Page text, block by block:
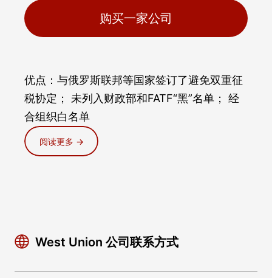
购买一家公司
优点：与俄罗斯联邦等国家签订了避免双重征
税协定； 未列入财政部和FATF“黑”名单； 经
合组织白名单
阅读更多 →
West Union 公司联系方式